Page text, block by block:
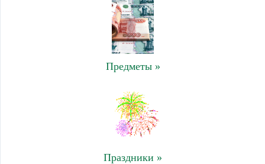
Предметы »
Праздники »